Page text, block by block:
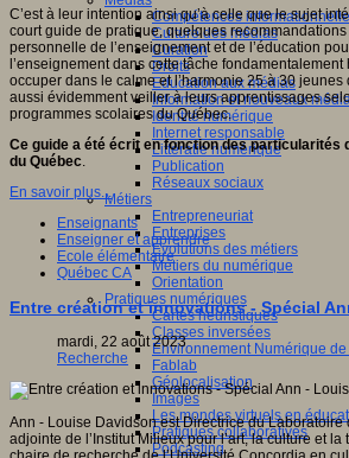
Compétences
Culture des médias
Curation
Droits
Education aux médias
Information et nouveaux
Identité numérique
Internet responsable
Littératie numérique
Publication
Réseaux sociaux
Métiers
Entrepreneuriat
Entreprises
Evolutions des métiers
Métiers du numérique
Orientation
Pratiques numériques
Cartes heuristiques
Classes inversées
Environnement Numérique de
Fablab
Géolocalisation
Images
Les mondes virtuels en
Pratiques collaboratives
Podcasting
C’est à leur intention ainsi qu’à celle que le sujet
court guide de pratique, quelques
personnelle de l’enseignement et de l’éducation
l’enseignement dans cette tâche
occuper dans le calme et l’harmonie 25 à 30
aussi évidemment veiller à leurs apprentissages
programmes scolaires du Québec.
Ce guide a été écrit en fonction des particularités
du Québec
En savoir plus...
Enseignants
Enseigner et apprendre
Ecole élémentaire
Québec CA
Entre création et innovations - Spécial
mardi, 22 août 2023
Recherche
Ann - Louise Davidson est Directrice du Laboratoire
adjointe de l’Institut Milieux pour l’art, la culture et